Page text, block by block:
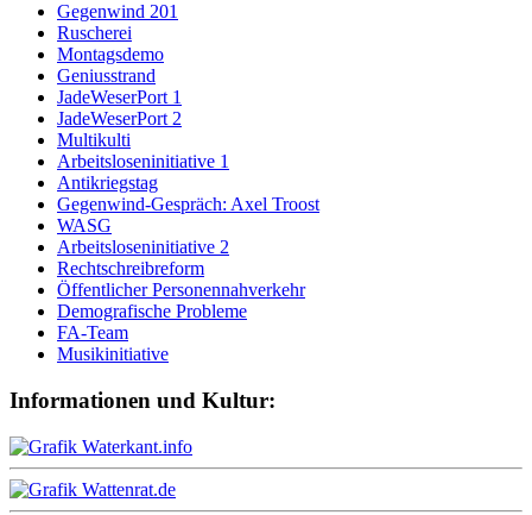
Gegenwind 201
Ruscherei
Montagsdemo
Geniusstrand
JadeWeserPort 1
JadeWeserPort 2
Multikulti
Arbeitsloseninitiative 1
Antikriegstag
Gegenwind-Gespräch: Axel Troost
WASG
Arbeitsloseninitiative 2
Rechtschreibreform
Öffentlicher Personennahverkehr
Demografische Probleme
FA-Team
Musikinitiative
Informationen und Kultur: